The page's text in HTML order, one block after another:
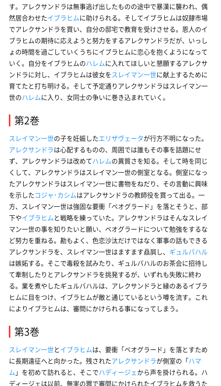
す。アレクサンドラは無事逃げ出したものの途中で暴漢に襲われ、偶
然居合わせたイブラヒムに助けられる。そしてイブラヒムは奴隷市場
でアレクサンドラを買い、自分の邸宅で教育を受けさせる。恩人のイ
ブラヒムの期待に応えようと努力をするアレクサンドラだが、いっし
ょの時間を過ごしていくうちにイブラヒムに恋心を抱くようになって
いく。自分をイブラヒムのハレムに入れてほしいと懇願するアレクサ
ンドラに対し、イブラヒムは彼女をスレイマン一世に献上するために
育てたと打ち明ける。そして予定通りアレクサンドラはスレイマン一
世のハレムに入り、女同士の争いに巻き込まれていく。
第2巻
スレイマン一世の子を妊娠したエリザヴェータが行方不明になった。
アレクサンドラは心配するものの、周囲では誰もその事を話題にせ
ず、アレクサンドラは改めてハレムの異質さを知る。そして時を同じ
くして、アレクサンドラはスレイマン一世の側室となる。側室になっ
たアレクサンドラはスレイマン一世に書物をねだり、その言動に興味
を示したコジャ･カシムはアレクサンドラの教師役を買って出る。一
方、スレイマン一世は強固な要衝「ベオグラード」を落とそうと、部
下やイブラヒム と戦略を練っていた。アレクサンドラはそんなスレイ
マン一世の事を知りたいと願い、ベオグラードについて勉強をするな
ど努力を重ねる。勘もよく、色恋沙汰だけではなく軍事の話もできる
アレクサンドラを、スレイマン一世はますます贔屓し、 ギュルバハル
は嫉妬する。そこで毒殺を試みたり、ギュルバハルのお茶会に招待し
て牽制したりとアレクサンドラを挑発するが、いずれも失敗に終わ
る。業を煮やしたギュルバハルは、アレクサンドラと縁のあるイブラ
ヒムに目をつけ、イブラヒムが敵と通じているという噂を流す。これ
によりイブラヒムは、審問にかけられる事になってしまう。
第3巻
スレイマン一世と イブラヒムは、要衝「ベオグラード」を落とすため
に長期遠征へと向かった。残されたアレクサンドラが側室の「ハマ
ム 」を初めて訪れると、そこでハディージェから声を掛けられる。ハ
ディージェは以前、無実の罪で審問にかけられたイブラヒムを救うた